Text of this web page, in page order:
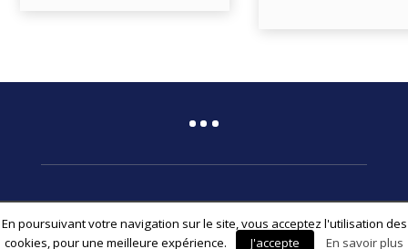
© 2026 Fédération Associative La Voix de l’Enfant
En poursuivant votre navigation sur le site, vous acceptez l'utilisation des
cookies, pour une meilleure expérience.
J'accepte En savoir plus